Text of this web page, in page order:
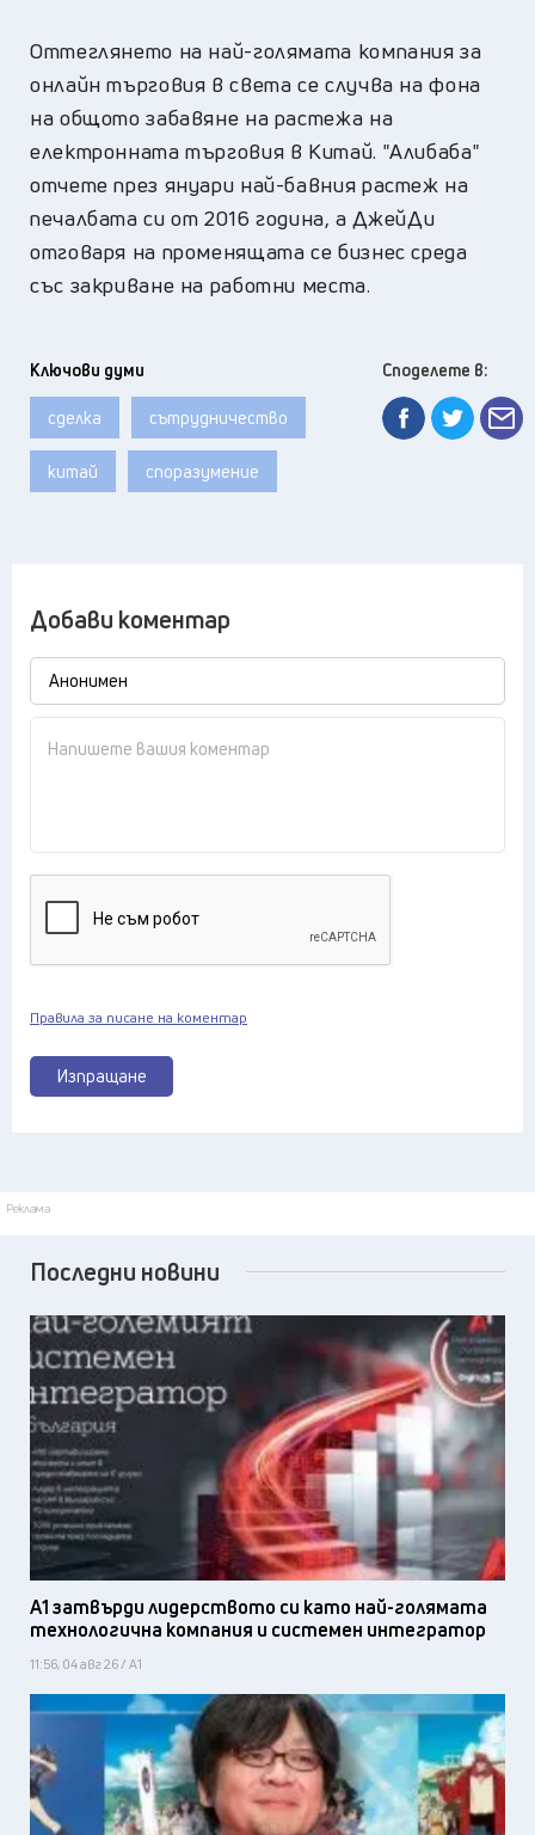
Оттеглянето на най-голямата компания за
онлайн търговия в света се случва на фона
на общото забавяне на растежа на
електронната търговия в Китай. "Алибаба"
отчете през януари най-бавния растеж на
печалбата си от 2016 година, а ДжейДи
отговаря на променящата се бизнес среда
със закриване на работни места.
Ключови думи
сделка сътрудничество
китай споразумение
Споделете в:
Добави коментар
Изпращане
Правила за писане на коментар
Реклама
Последни новини
А1 затвърди лидерството си като най-голямата
технологична компания и системен интегратор
11:56, 04 авг 26 / А1